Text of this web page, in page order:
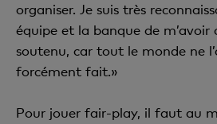
organiser. Je suis très
équipe et la banque de
soutenu, car tout le monde ne
forcément fait.»
Pour jouer fair-play, il faut au